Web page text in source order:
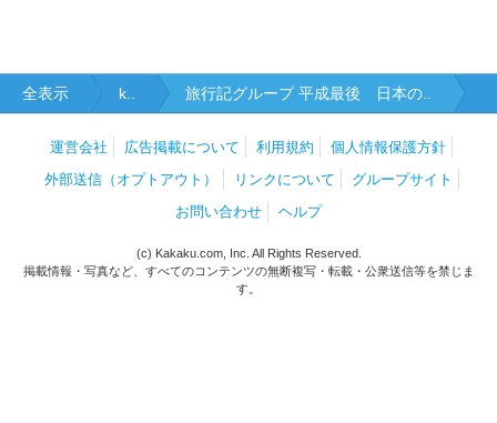
全表示 k.. 旅行記グループ 平成最後 日本の..
運営会社 広告掲載について 利用規約
個人情報保護方針
外部送信（オプトアウト）
リンクについて
グループサイト
お問い合わせ
ヘルプ
(c) Kakaku.com, Inc. All Rights Reserved.
掲載情報・写真など、すべてのコンテンツの無断複写・転載・公衆送信等を禁じま
す。